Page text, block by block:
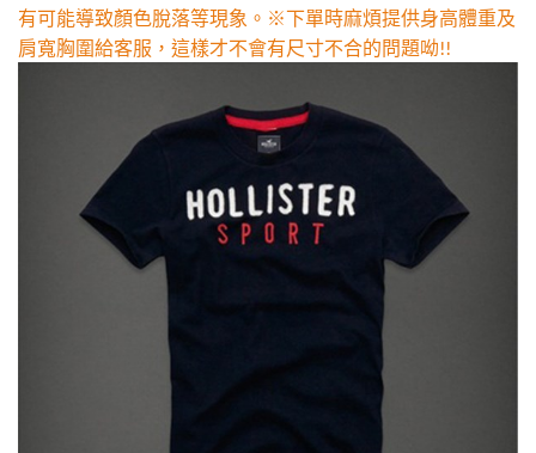
有可能導致顏色脫落等現象。※下單時麻煩提供身高體重及
肩寬胸圍給客服，這樣才不會有尺寸不合的問題呦!!